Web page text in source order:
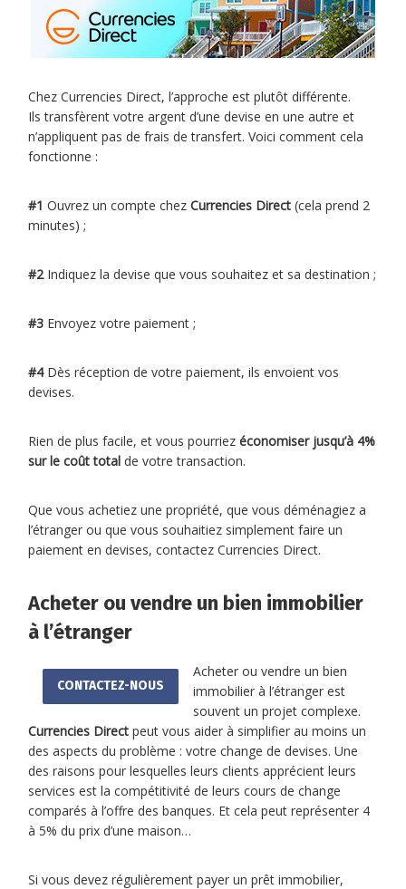
Chez Currencies Direct, l’approche est plutôt différente.
Ils transfèrent votre argent d’une devise en une autre et
n’appliquent pas de frais de transfert. Voici comment cela
fonctionne :
#1 Ouvrez un compte chezCurrencies Direct (cela prend 2
minutes) ;
#2Indiquez la devise que vous souhaitez et sa destination ;
#3 Envoyez votre paiement ;
#4Dès réception de votre paiement, ils envoient vos
devises.
Rien de plus facile, et vous pourriezéconomiser jusqu’à 4%
sur le coût total de votre transaction.
Que vous achetiez une propriété, que vous déménagiez a
l’étranger ou que vous souhaitiez simplement faire un
paiement en devises, contactez Currencies Direct.
Acheter ou vendre un bien immobilier
à l’étranger
CONTACTEZ-NOUS
Acheter ou vendre un bien
immobilier à l’étranger est
souvent un projet complexe.
Currencies Direct peut vous aider à simplifier au moins un
des aspects du problème : votre change de devises. Une
des raisons pour lesquelles leurs clients apprécient leurs
services est la compétitivité de leurs cours de change
comparés à l’offre des banques. Et cela peut représenter 4
à 5% du prix d’une maison…
Si vous devez régulièrement payer un prêt immobilier,